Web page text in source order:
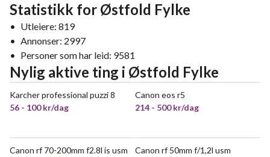
Statistikk for Østfold Fylke
• Utleiere: 819
• Annonser: 2997
• Personer som har leid: 9581
Nylig aktive ting i Østfold Fylke
VELDIG POPULÆR
Karcher professional puzzi 8
56 - 100 kr/dag
Canon eos r5
214 - 500 kr/dag
VELDIG POPULÆR
Canon rf 70-200mm f2.8l is usm
Canon rf 50mm f/1,2l usm